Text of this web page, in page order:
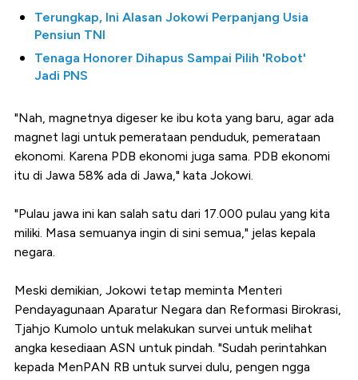
Terungkap, Ini Alasan Jokowi Perpanjang Usia
Pensiun TNI
Tenaga Honorer Dihapus Sampai Pilih 'Robot'
Jadi PNS
"Nah, magnetnya digeser ke ibu kota yang baru, agar ada
magnet lagi untuk pemerataan penduduk, pemerataan
ekonomi. Karena PDB ekonomi juga sama. PDB ekonomi
itu di Jawa 58% ada di Jawa," kata Jokowi.
"Pulau jawa ini kan salah satu dari 17.000 pulau yang kita
miliki. Masa semuanya ingin di sini semua," jelas kepala
negara.
Meski demikian, Jokowi tetap meminta Menteri
Pendayagunaan Aparatur Negara dan Reformasi Birokrasi,
Tjahjo Kumolo untuk melakukan survei untuk melihat
angka kesediaan ASN untuk pindah. "Sudah perintahkan
kepada MenPAN RB untuk survei dulu, pengen ngga